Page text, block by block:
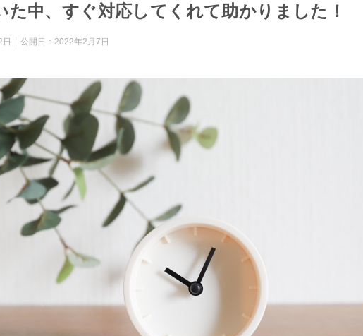
た中、すぐ対応してくれて助かりました！
公開日： 2022年2月7日